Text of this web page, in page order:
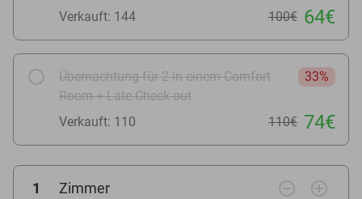
Verkauft: 144 100€ 64€
Übernachtung für 2 in einem Comfort
Room + Late Check-out
33%
Verkauft: 110 110€ 74€
1 Zimmer remove_circle_outline add_circle_outline